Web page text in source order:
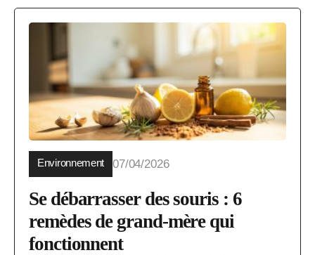
Environnement 07/04/2026
Se débarrasser des souris : 6
remèdes de grand-mère qui
fonctionnent